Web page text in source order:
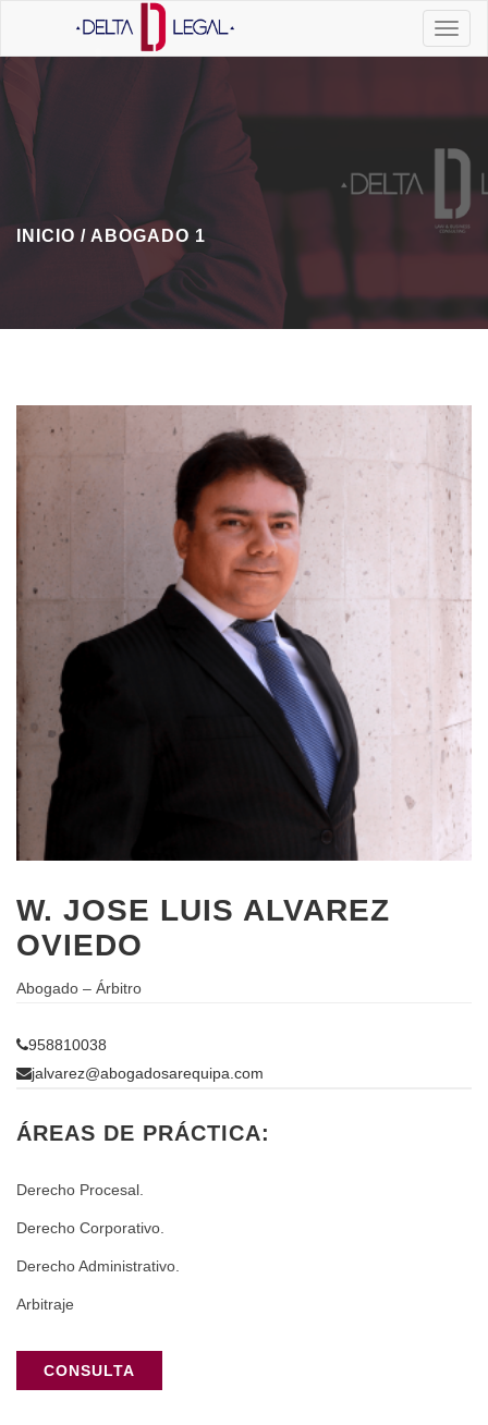
INICIO / ABOGADO 1
W. JOSE LUIS ALVAREZ
OVIEDO
Abogado – Árbitro
958810038
jalvarez@abogadosarequipa.com
ÁREAS DE PRÁCTICA:
Derecho Procesal.
Derecho Corporativo.
Derecho Administrativo.
Arbitraje
CONSULTA